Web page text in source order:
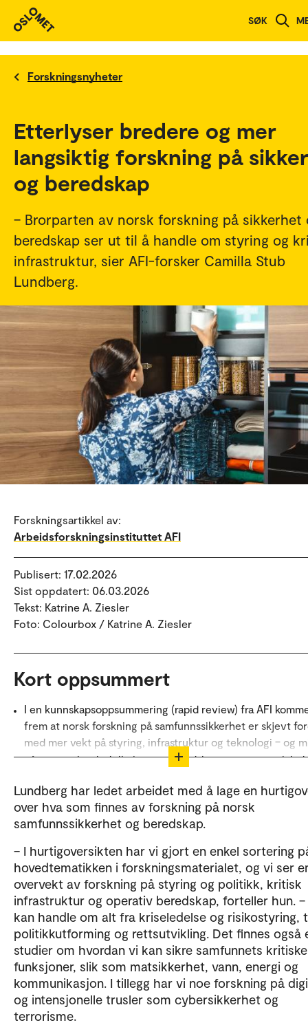
SØK
Forskningsnyheter
Etterlyser bredere og mer
langsiktig forskning på
og beredskap
– Brorparten av norsk forskning på sikkerhet
beredskap ser ut til å handle om styring og
infrastruktur, sier AFI-forsker Camilla Stub
Lundberg.
Forskningsartikkel av:
Arbeidsforskningsinstituttet AFI
Publisert: 17.02.2026
Sist oppdatert: 06.03.2026
Tekst: Katrine A. Ziesler
Foto: Colourbox / Katrine A. Ziesler
Kort oppsummert
I en kunnskapsoppsummering (rapid review) fra AFI
frem at norsk forskning på samfunnssikkerhet er skjevt
med mer vekt på styring, infrastruktur og teknologi – og
på mennesker, befolkningens beredskapsevne og sosiale
Forskningsfeltet er i stor grad reaktivt, noe som gjør at vi
mangler kunnskap for å forstå og møte framtidige og
trusler.
Forskerne bak rapporten etterlyser høyere grad av
mer fremtidsorientert forskning og større satsning på
grunnforskning.
Deler av Kort oppsummert er laget ved hjelp av
Copilot. Teksten er kvalitetssikret av OsloMet.
Lundberg har ledet arbeidet med å lage en
over hva som finnes av forskning på norsk
samfunnssikkerhet og beredskap.
– I hurtigoversikten har vi gjort en enkel sortering
hovedtematikken i forskningsmaterialet, og vi ser
overvekt av forskning på styring og politikk, kritisk
infrastruktur og operativ beredskap, forteller hun.
kan handle om alt fra kriseledelse og risikostyring,
politikkutforming og rettsutvikling. Det finnes også
studier om hvordan vi kan sikre samfunnets kritiske
funksjoner, slik som matsikkerhet, vann, energi og
kommunikasjon. I tillegg har vi noe forskning på
og intensjonelle trusler som cybersikkerhet og
terrorisme.